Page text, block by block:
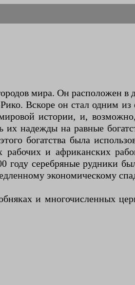
мира. Он расположен в
Вскоре он стал одним
истории, и,
надежды на равные
богатства была
и африканских
году серебряные рудники
экономическому
и многочисленных